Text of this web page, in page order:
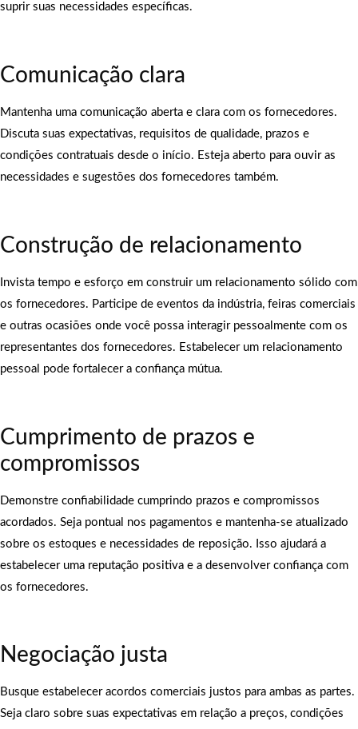
suprir suas necessidades específicas.
Comunicação clara
Mantenha uma comunicação aberta e clara com os fornecedores.
Discuta suas expectativas, requisitos de qualidade, prazos e
condições contratuais desde o início. Esteja aberto para ouvir as
necessidades e sugestões dos fornecedores também.
Construção de relacionamento
Invista tempo e esforço em construir um relacionamento sólido com
os fornecedores. Participe de eventos da indústria, feiras comerciais
e outras ocasiões onde você possa interagir pessoalmente com os
representantes dos fornecedores. Estabelecer um relacionamento
pessoal pode fortalecer a confiança mútua.
Cumprimento de prazos e
compromissos
Demonstre confiabilidade cumprindo prazos e compromissos
acordados. Seja pontual nos pagamentos e mantenha-se atualizado
sobre os estoques e necessidades de reposição. Isso ajudará a
estabelecer uma reputação positiva e a desenvolver confiança com
os fornecedores.
Negociação justa
Busque estabelecer acordos comerciais justos para ambas as partes.
Seja claro sobre suas expectativas em relação a preços, condições